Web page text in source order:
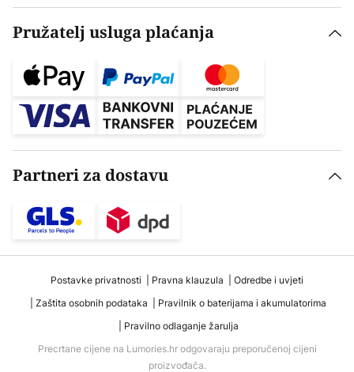
Pružatelj usluga plaćanja
Partneri za dostavu
Postavke privatnosti Pravna klauzula
Odredbe i uvjeti
Zaštita osobnih podataka
Pravilnik o baterijama i akumulatorima
Pravilno odlaganje žarulja
Precrtane cijene na Lumories.hr odgovaraju preporučenoj cijeni
proizvođača.